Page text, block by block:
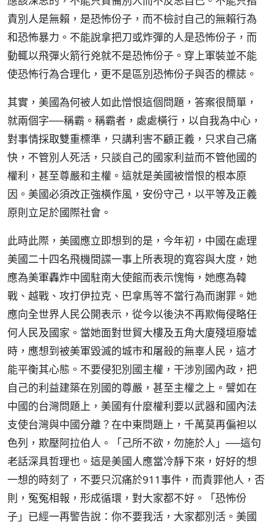
責別人是無賴，是恐怖份子，而不檢討自己的無賴行為
和恐怖暴力。不能說拿把刀或炸彈的人是恐怖份子，而
動輒以飛彈火箭行兇就不是恐怖份子。穿上軍裝並不能
使恐怖行為合理化，更不是區別恐怖份子與否的標誌。
其實，美國為何被人如此憎恨這個問題，答案很簡單，
就兩個字──稱霸。稱霸者，處處橫行，以自我為中心，
對事情採取雙重標準，只講利害不顧正義，只求自己痛
快，不管別人死活，只談自己的國家利益而不管他國的
權利，甚至尊嚴和主權。這就是美國被憎恨的根本原
因。美國必須改正強橫作風，安份守己，以平等及正義
原則立足於國際社會。
此時此際，美國應立即想到的是，今年初，中國在處理
美國二十四名飛機間諜一事上所表現的寬容與大度，她
應為美軍轟炸中國駐南大使館而表示愧悔，她應為韓
戰、越戰、攻打伊拉克、巴拿馬等不當行為而謝罪。她
應向全世界人民公開表示，從今以後決不再欺侮侵略任
何人民及國家。當她面對世貿大樓及五角大廈殘垣廢墟
時，應想到被美軍毀滅的城市和屠殺的無辜人民，這才
能平衡其心態。不要侵犯別國主權，干涉別國內政，把
自己的利益建築在別國的尊嚴，甚至主權之上。譬如在
中國的台灣問題上，美國有什麼權利要以武器和國內法
支使台灣與中國分離？在中東問題上，千萬莫再偏袒以
色列，欺壓阿拉伯人。「己所不欲，勿施於人」──這句
老話深具哲理也。這是美國人應當冷靜下來，好好的想
一想的時刻了，不要只沉痛於911事件，而責罪他人，否
則，冤冤相報，形成循環，對大家都不好。「恐怖份
子」已經一再警告說：你不要我活，大家都別活。美國